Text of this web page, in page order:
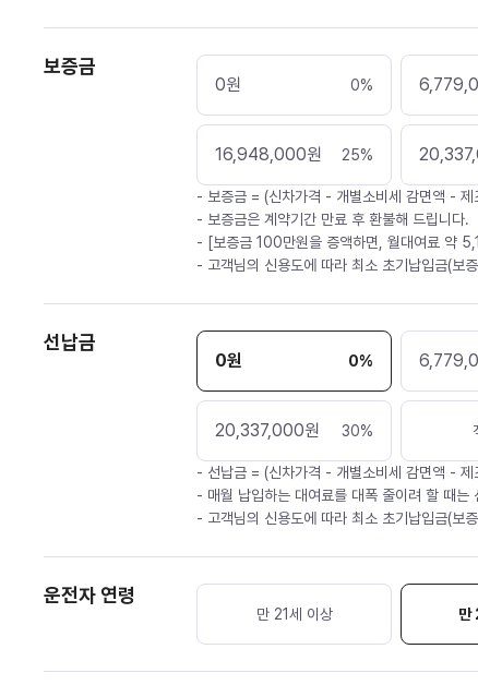
보증금
0원 0%
16,948,000원 25%
- 보증금 = (신차가격 - 개별소비세 감면액 -
- 보증금은 계약기간 만료 후 환불해 드립니다.
- [보증금 100만원을 증액하면, 월대여료 약
- 고객님의 신용도에 따라 최소 초기납입금(보
선납금
0원 0%
20,337,000원 30%
- 선납금 = (신차가격 - 개별소비세 감면액 -
- 매월 납입하는 대여료를 대폭 줄이려 할 때는
- 고객님의 신용도에 따라 최소 초기납입금(보
운전자 연령
만 21세 이상 만